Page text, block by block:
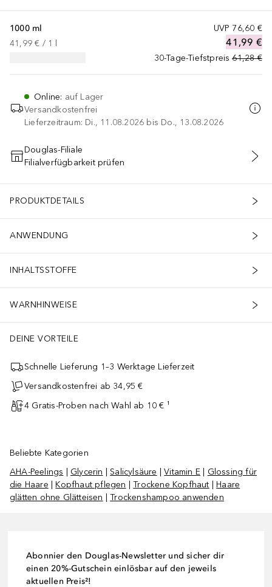
UVP 76,60 €
41,99 €
30-Tage-Tiefstpreis 61,28 €
1000 ml
41,99 € / 1
Online: auf Lager
Versandkostenfrei
Lieferzeitraum: Di., 11.08.2026 bis Do., 13.08.2026
IN DEN WARENKORB
Douglas-Filiale
Filialverfügbarkeit prüfen
PRODUKTDETAILS
ANWENDUNG
INHALTSSTOFFE
WARNHINWEISE
DEINE VORTEILE
Schnelle Lieferung 1–3 Werktage Lieferzeit
Versandkostenfrei ab 34,95 €
4 Gratis-Proben nach Wahl ab 10 € ¹
Beliebte Kategorien
AHA-Peelings
Glycerin |Salicylsäure |Vitamin E
Glossing für
die Haare |Kopfhaut pflegen |Trockene Kopfhaut |Haare
glätten ohne Glätteisen |Trockenshampoo anwenden
Abonnier den Douglas-Newsletter und sicher dir
einen 20%-Gutschein einlösbar auf den jeweils
aktuellen Preis²!